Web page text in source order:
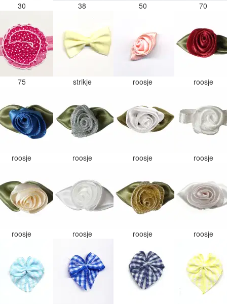
30 38 50 70
75 strikje roosje roosje
roosje roosje roosje roosje
roosje roosje roosje roosje